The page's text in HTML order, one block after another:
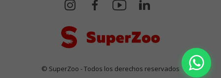
© SuperZoo - Todos los derechos reservados